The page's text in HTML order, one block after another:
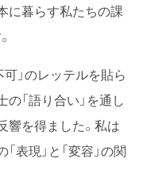
に暮らす私たちの課
可」のレッテルを貼ら
「語り合い」を通し
響を得ました。私は
表現」と「変容」の関